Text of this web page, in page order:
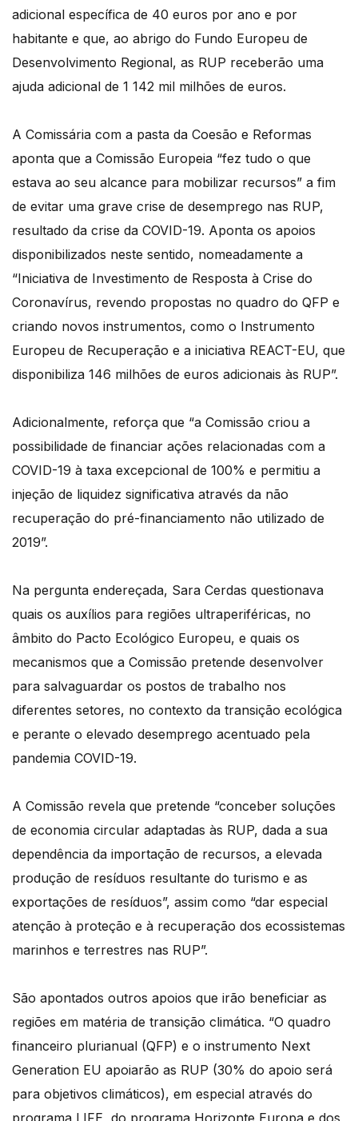
adicional específica de 40 euros por ano e por
habitante e que, ao abrigo do Fundo Europeu de
Desenvolvimento Regional, as RUP receberão uma
ajuda adicional de 1 142 mil milhões de euros.
A Comissária com a pasta da Coesão e Reformas
aponta que a Comissão Europeia “fez tudo o que
estava ao seu alcance para mobilizar recursos” a fim
de evitar uma grave crise de desemprego nas RUP,
resultado da crise da COVID-19. Aponta os apoios
disponibilizados neste sentido, nomeadamente a
“Iniciativa de Investimento de Resposta à Crise do
Coronavírus, revendo propostas no quadro do QFP e
criando novos instrumentos, como o Instrumento
Europeu de Recuperação e a iniciativa REACT-EU, que
disponibiliza 146 milhões de euros adicionais às RUP”.
Adicionalmente, reforça que “a Comissão criou a
possibilidade de financiar ações relacionadas com a
COVID-19 à taxa excepcional de 100% e permitiu a
injeção de liquidez significativa através da não
recuperação do pré-financiamento não utilizado de
2019”.
Na pergunta endereçada, Sara Cerdas questionava
quais os auxílios para regiões ultraperiféricas, no
âmbito do Pacto Ecológico Europeu, e quais os
mecanismos que a Comissão pretende desenvolver
para salvaguardar os postos de trabalho nos
diferentes setores, no contexto da transição ecológica
e perante o elevado desemprego acentuado pela
pandemia COVID-19.
A Comissão revela que pretende “conceber soluções
de economia circular adaptadas às RUP, dada a sua
dependência da importação de recursos, a elevada
produção de resíduos resultante do turismo e as
exportações de resíduos”, assim como “dar especial
atenção à proteção e à recuperação dos ecossistemas
marinhos e terrestres nas RUP”.
São apontados outros apoios que irão beneficiar as
regiões em matéria de transição climática. “O quadro
financeiro plurianual (QFP) e o instrumento Next
Generation EU apoiarão as RUP (30% do apoio será
para objetivos climáticos), em especial através do